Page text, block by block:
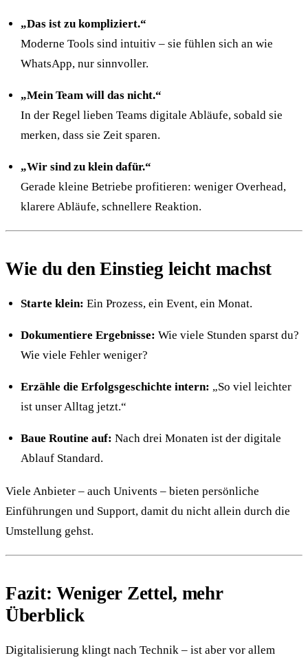
„Das ist zu kompliziert.“
Moderne Tools sind intuitiv – sie fühlen sich an wie
WhatsApp, nur sinnvoller.
„Mein Team will das nicht.“
In der Regel lieben Teams digitale Abläufe, sobald sie
merken, dass sie Zeit sparen.
„Wir sind zu klein dafür.“
Gerade kleine Betriebe profitieren: weniger Overhead,
klarere Abläufe, schnellere Reaktion.
Wie du den Einstieg leicht machst
Starte klein: Ein Prozess, ein Event, ein Monat.
Dokumentiere Ergebnisse: Wie viele Stunden sparst du?
Wie viele Fehler weniger?
Erzähle die Erfolgsgeschichte intern: „So viel leichter
ist unser Alltag jetzt.“
Baue Routine auf: Nach drei Monaten ist der digitale
Ablauf Standard.
Viele Anbieter – auch Univents – bieten persönliche
Einführungen und Support, damit du nicht allein durch die
Umstellung gehst.
Fazit: Weniger Zettel, mehr
Überblick
Digitalisierung klingt nach Technik – ist aber vor allem